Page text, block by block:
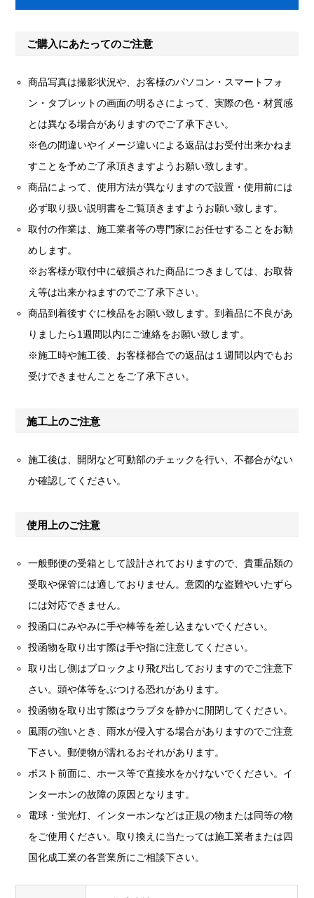
ご購入にあたってのご注意
商品写真は撮影状況や、お客様のパソコン・スマートフォ
ン・タブレットの画面の明るさによって、実際の色・材質感
とは異なる場合がありますのでご了承下さい。
※色の間違いやイメージ違いによる返品はお受付出来かねま
すことを予めご了承頂きますようお願い致します。
商品によって、使用方法が異なりますので設置・使用前には
必ず取り扱い説明書をご覧頂きますようお願い致します。
取付の作業は、施工業者等の専門家にお任せすることをお勧
めします。
※お客様が取付中に破損された商品につきましては、お取替
え等は出来かねますのでご了承下さい。
商品到着後すぐに検品をお願い致します。到着品に不良があ
りましたら1週間以内にご連絡をお願い致します。
※施工時や施工後、お客様都合での返品は１週間以内でもお
受けできませんことをご了承下さい。
施工上のご注意
施工後は、開閉など可動部のチェックを行い、不都合がない
か確認してください。
使用上のご注意
一般郵便の受箱として設計されておりますので、貴重品類の
受取や保管には適しておりません。意図的な盗難やいたずら
には対応できません。
投函口にみやみに手や棒等を差し込まないでください。
投函物を取り出す際は手や指に注意してください。
取り出し側はブロックより飛び出しておりますのでご注意下
さい。頭や体等をぶつける恐れがあります。
投函物を取り出す際はウラブタを静かに開閉してください。
風雨の強いとき、雨水が侵入する場合がありますのでご注意
下さい。郵便物が濡れるおそれがあります。
ポスト前面に、ホース等で直接水をかけないでください。イ
ンターホンの故障の原因となります。
電球・蛍光灯、インターホンなどは正規の物または同等の物
をご使用ください。取り換えに当たっては施工業者または四
国化成工業の各営業所にご相談下さい。